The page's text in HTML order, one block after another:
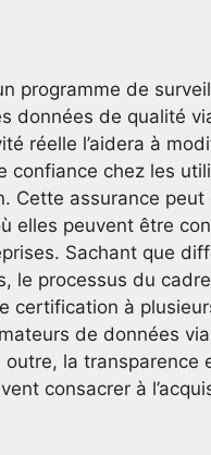
programme de
données de qualité
réelle l’aidera à
confiance chez les
Cette assurance
elles peuvent être
Sachant que
le processus du
certification à
de données
outre, la transparence
consacrer à